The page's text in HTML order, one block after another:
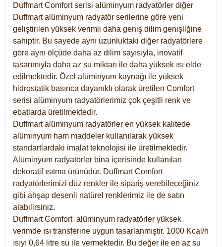
Duffmart Comfort serisi alüminyum radyatörler diğer
Duffmart alüminyum radyatör serilerine göre yeni
geliştirilen yüksek verimli daha geniş dilim genişliğine
sahiptir. Bu sayede aynı uzunluktaki diğer radyatörlere
göre aynı ölçüde daha az dilim sayısıyla, inovatif
tasarımıyla daha az su miktarı ile daha yüksek ısı elde
edilmektedir. Özel alüminyum kaynağı ile yüksek
hidrostatik basınca dayanıklı olarak üretilen Comfort
serisi alüminyum radyatörlerimiz çok çeşitli renk ve
ebatlarda üretilmektedir.
Duffmart alüminyum radyatörler en yüksek kalitede
alüminyum ham maddeler kullanılarak yüksek
standartlardaki imalat teknolojisi ile üretilmektedir.
Alüminyum radyatörler bina içerisinde kullanılan
dekoratif ısıtma ürünüdür. Duffmart Comfort
radyatörlerimizi düz renkler ile sipariş verebileceğiniz
gibi ahşap desenli natürel renklerimiz ile de satın
alabilirsiniz.
Duffmart Comfort alüminyum radyatörler yüksek
verimde ısı transferine uygun tasarlanmıştır. 1000 Kcal/h
ısıyı 0,64 litre su ile vermektedir. Bu değer ile en az su